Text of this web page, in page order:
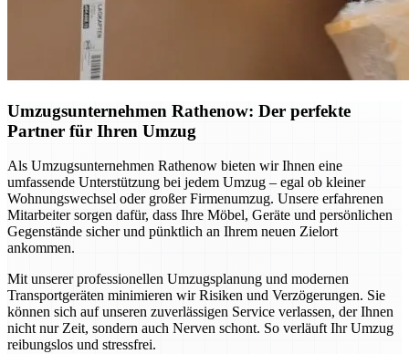
Umzugsunternehmen Rathenow: Der perfekte
Partner für Ihren Umzug
Als Umzugsunternehmen Rathenow bieten wir Ihnen eine
umfassende Unterstützung bei jedem Umzug – egal ob kleiner
Wohnungswechsel oder großer Firmenumzug. Unsere erfahrenen
Mitarbeiter sorgen dafür, dass Ihre Möbel, Geräte und persönlichen
Gegenstände sicher und pünktlich an Ihrem neuen Zielort
ankommen.
Mit unserer professionellen Umzugsplanung und modernen
Transportgeräten minimieren wir Risiken und Verzögerungen. Sie
können sich auf unseren zuverlässigen Service verlassen, der Ihnen
nicht nur Zeit, sondern auch Nerven schont. So verläuft Ihr Umzug
reibungslos und stressfrei.